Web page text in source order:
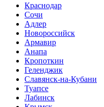
Краснодар
Сочи
Адлер
Новороссийск
Армавир
Анапа
Кропоткин
Геленджик
Славянск-на-Кубани
Туапсе
Лабинск